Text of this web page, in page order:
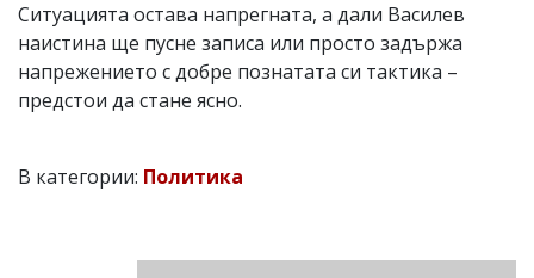
Ситуацията остава напрегната, а дали Василев
наистина ще пусне записа или просто задържа
напрежението с добре познатата си тактика –
предстои да стане ясно.
В категории: Политика